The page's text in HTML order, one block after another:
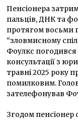
Пенсіонера
пальців, ДНК та
протягом восьми
“зловмисному
Фоулкс погодився
консультації з
травні 2025 року
помилковим.
зателефонував
Згодом пенсіонер